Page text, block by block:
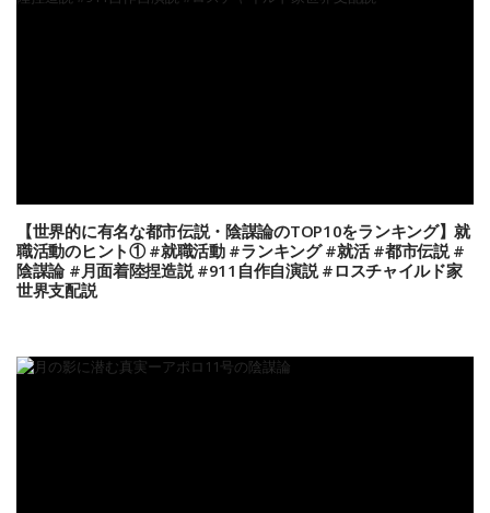
【世界的に有名な都市伝説・陰謀論のTOP10をランキング】就
職活動のヒント① #就職活動 #ランキング #就活 #都市伝説 #
陰謀論 #月面着陸捏造説 #911自作自演説 #ロスチャイルド家
世界支配説